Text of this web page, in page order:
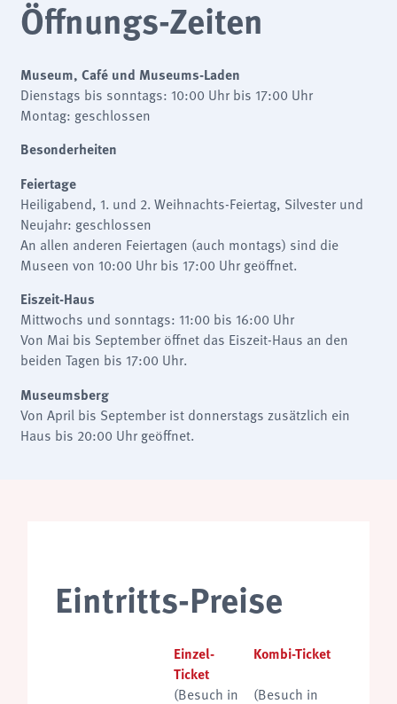
Öffnungs-Zeiten
Museum, Café und Museums-Laden
Dienstags bis sonntags: 10:00 Uhr bis 17:00 Uhr
Montag: geschlossen
Besonderheiten
Feiertage
Heiligabend, 1. und 2. Weihnachts-Feiertag, Silvester und
Neujahr: geschlossen
An allen anderen Feiertagen (auch montags) sind die
Museen von 10:00 Uhr bis 17:00 Uhr geöffnet.
Eiszeit-Haus
Mittwochs und sonntags: 11:00 bis 16:00 Uhr
Von Mai bis September öffnet das Eiszeit-Haus an den
beiden Tagen bis 17:00 Uhr.
Museumsberg
Von April bis September ist donnerstags zusätzlich ein
Haus bis 20:00 Uhr geöffnet.
Eintritts-Preise
Einzel-
Ticket
Kombi-Ticket
(Besuch in
(Besuch in
analytics